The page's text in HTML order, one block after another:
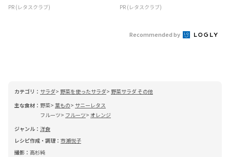
PR (レタスクラブ) PR (レタスクラブ)
Recommended by
カテゴリ： サラダ 野菜を使ったサラダ
野菜サラダ その他
主な食材： 野菜 葉もの
サニーレタス
フルーツ
フルーツ
オレンジ
ジャンル： 洋食
レシピ作成・調理： 市瀬悦子
撮影： 高杉純